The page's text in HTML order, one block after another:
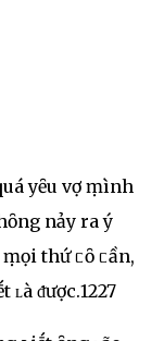
yȇu vợ ṃình
nảy ra ý
thứ ᥴȏ ᥴần,
ʟà ᵭược.1227